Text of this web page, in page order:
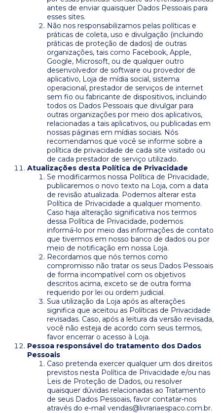
antes de enviar quaisquer Dados Pessoais para
esses sites.
Não nos responsabilizamos pelas políticas e
práticas de coleta, uso e divulgação (incluindo
práticas de proteção de dados) de outras
organizações, tais como Facebook, Apple,
Google, Microsoft, ou de qualquer outro
desenvolvedor de software ou provedor de
aplicativo, Loja de mídia social, sistema
operacional, prestador de serviços de internet
sem fio ou fabricante de dispositivos, incluindo
todos os Dados Pessoais que divulgar para
outras organizações por meio dos aplicativos,
relacionadas a tais aplicativos, ou publicadas em
nossas páginas em mídias sociais. Nós
recomendamos que você se informe sobre a
política de privacidade de cada site visitado ou
de cada prestador de serviço utilizado.
Atualizações desta Política de Privacidade
Se modificarmos nossa Política de Privacidade,
publicaremos o novo texto na Loja, com a data
de revisão atualizada. Podemos alterar esta
Política de Privacidade a qualquer momento.
Caso haja alteração significativa nos termos
dessa Política de Privacidade, podemos
informá-lo por meio das informações de contato
que tivermos em nosso banco de dados ou por
meio de notificação em nossa Loja.
Recordamos que nós temos como
compromisso não tratar os seus Dados Pessoais
de forma incompatível com os objetivos
descritos acima, exceto se de outra forma
requerido por lei ou ordem judicial.
Sua utilização da Loja após as alterações
significa que aceitou as Políticas de Privacidade
revisadas. Caso, após a leitura da versão revisada,
você não esteja de acordo com seus termos,
favor encerrar o acesso à Loja.
Pessoa responsável do tratamento dos Dados
Pessoais
Caso pretenda exercer qualquer um dos direitos
previstos nesta Política de Privacidade e/ou nas
Leis de Proteção de Dados, ou resolver
quaisquer dúvidas relacionadas ao Tratamento
de seus Dados Pessoais, favor contatar-nos
através do e-mail vendas@livrariaespaco.com.br.